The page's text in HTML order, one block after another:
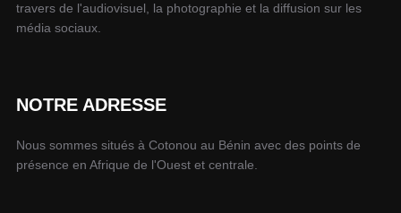
travers de l'audiovisuel, la photographie et la diffusion sur les
média sociaux.
NOTRE ADRESSE
Nous sommes situés à Cotonou au Bénin avec des points de
présence en Afrique de l'Ouest et centrale.